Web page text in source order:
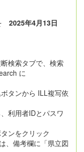
2025年4月13日
検索タブで、検索
に
タンから ILL複写依
利用者IDとパスワ
ンをクリック
備考欄に「県立図